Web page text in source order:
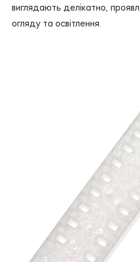
виглядають делікатно,
огляду та освітлення.